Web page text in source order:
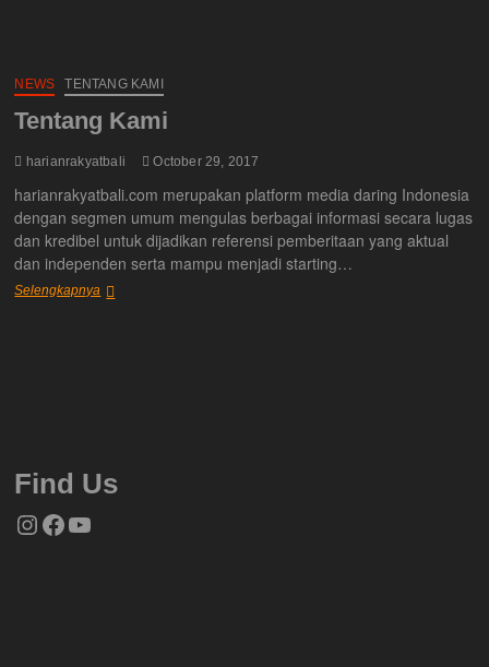
NEWS TENTANG KAMI
Tentang Kami
harianrakyatbali October 29, 2017
harianrakyatbali.com merupakan platform media daring Indonesia
dengan segmen umum mengulas berbagai informasi secara lugas
dan kredibel untuk dijadikan referensi pemberitaan yang aktual
dan independen serta mampu menjadi starting…
Selengkapnya Tentang
Find Us
Instagram
Facebook
YouTube